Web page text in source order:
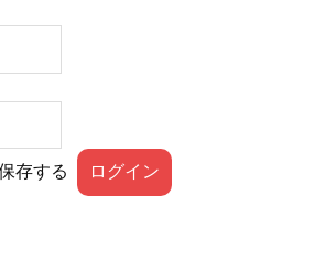
存する